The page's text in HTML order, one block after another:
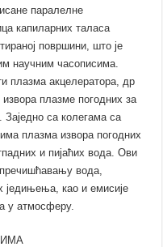
паралелне
капиларних таласа
површини, што је
научним часописима.
плазма акцелератора, др
плазме погодних за
са колегама са
плазма извора погодних
и пијаћих вода. Ови
вода,
једињења, као и емисије
у атмосферу.